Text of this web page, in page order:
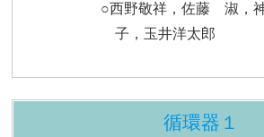
○西野敬祥，佐藤 淑，
子，玉井洋太郎
循環器１